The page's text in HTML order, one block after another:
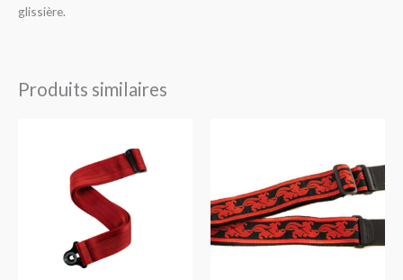
glissière.
Produits similaires